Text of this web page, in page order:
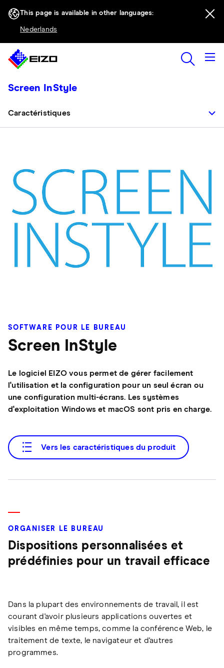
This page is available in other languages:
Nederlands
Screen InStyle
Caractéristiques
SOFTWARE POUR LE BUREAU
Screen InStyle
Le logiciel EIZO vous permet de gérer facilement
l'utilisation et la configuration pour un seul écran ou
une configuration multi-écrans. Les systèmes
d'exploitation Windows et macOS sont pris en charge.
Vers les caractéristiques du produit
ORGANISER LE BUREAU
Dispositions personnalisées et
prédéfinies pour un travail efficace
Dans la plupart des environnements de travail, il est
courant d'avoir plusieurs applications ouvertes et
visibles en même temps, comme la conférence Web, le
traitement de texte, le navigateur et d'autres
programmes.